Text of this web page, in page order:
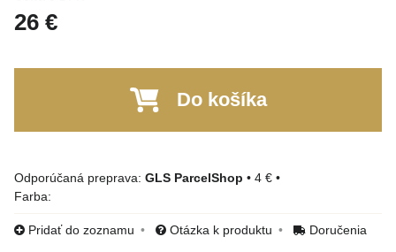
26 €
Do košíka
GLS ParcelShop • 4 € •
Farba:
Pridať do zoznamu Otázka k produktu Doručenia